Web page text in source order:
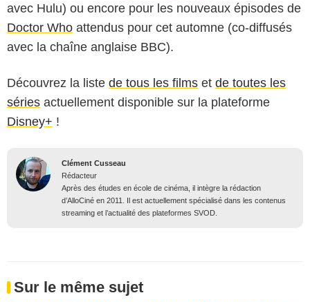
avec Hulu) ou encore pour les nouveaux épisodes de
Doctor Who attendus pour cet automne (co-diffusés
avec la chaîne anglaise BBC).
Découvrez la liste de tous les films et de toutes les
séries actuellement disponible sur la plateforme
Disney+ !
Clément Cusseau
Rédacteur
Après des études en école de cinéma, il intègre la rédaction
d’AlloCiné en 2011. Il est actuellement spécialisé dans les contenus
streaming et l’actualité des plateformes SVOD.
Sur le même sujet